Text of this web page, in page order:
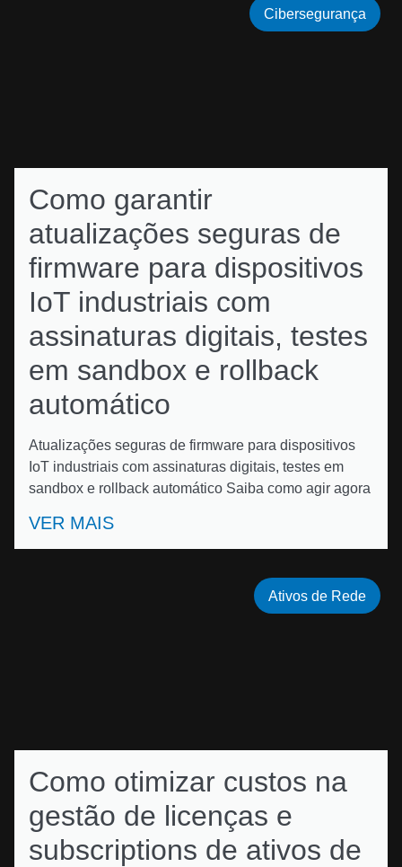
Como garantir
atualizações seguras de
firmware para dispositivos
IoT industriais com
assinaturas digitais, testes
em sandbox e rollback
automático
Atualizações seguras de firmware para dispositivos
IoT industriais com assinaturas digitais, testes em
sandbox e rollback automático Saiba como agir agora
VER MAIS
Cibersegurança
Como otimizar custos na
gestão de licenças e
subscriptions de ativos de
Ativos de Rede